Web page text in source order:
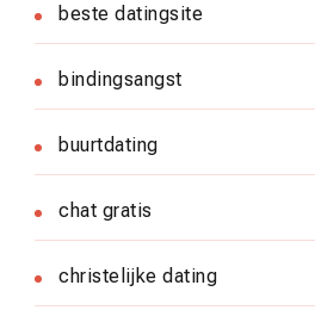
beste datingsite
bindingsangst
buurtdating
chat gratis
christelijke dating